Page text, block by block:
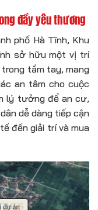
đầy yêu thương
phố Hà Tĩnh, Khu
sở hữu một vị trí
tầm tay, mang
an tâm cho cuộc
lý tưởng để an cư,
dễ dàng tiếp cận
đến giải trí và mua